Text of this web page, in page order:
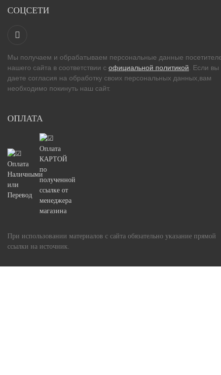
СОЦСЕТИ
Мы получаем и обрабатываем персональные данные
нашего сайта в соответствии с официальной политикой . Если
даете согласия на обработку своих персональных данных,вам
необходимо покинуть наш сайт.
ОПЛАТА
При использовании материалов с сайта обязательно указание прямой
ссылки на источник.